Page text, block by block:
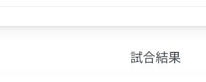
試合結果